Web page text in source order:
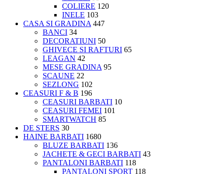
COLIERE 120
INELE 103
CASA SI GRADINA 447
BANCI 34
DECORATIUNI 50
GHIVECE SI RAFTURI 65
LEAGAN 42
MESE GRADINA 95
SCAUNE 22
SEZLONG 102
CEASURI F & B 196
CEASURI BARBATI 10
CEASURI FEMEI 101
SMARTWATCH 85
DE STERS 30
HAINE BARBATI 1680
BLUZE BARBATI 136
JACHETE & GECI BARBATI 43
PANTALONI BARBATI 118
PANTALONI SPORT 118